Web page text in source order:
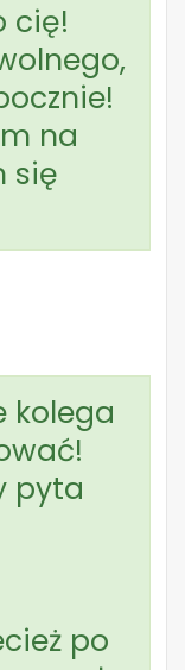
cię!
na
się
kolega
pyta
po